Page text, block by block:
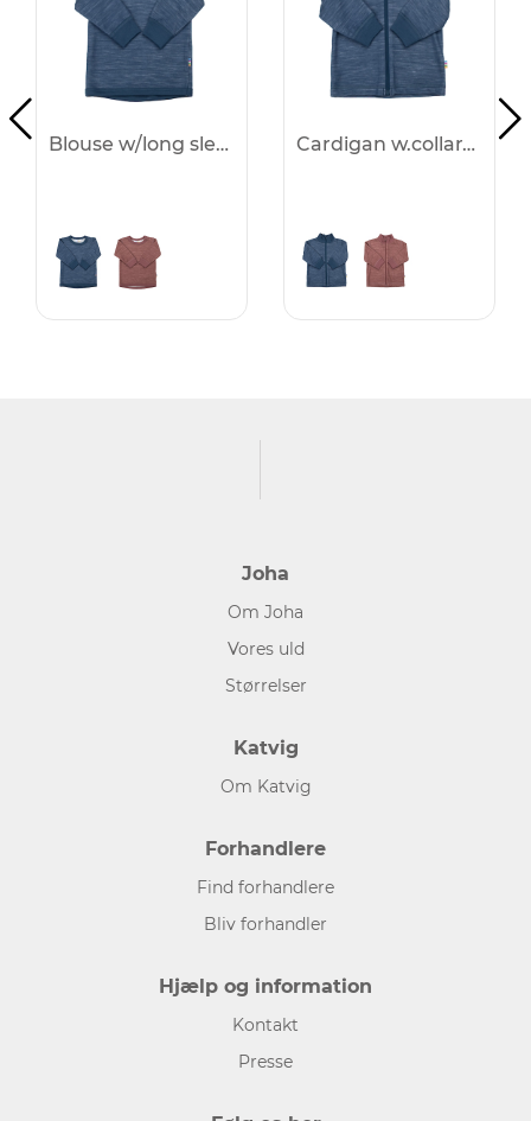
Blouse w/long sleeves - 25% Cardigan w.collar&zip. - 25%
Joha
Om Joha
Vores uld
Størrelser
Katvig
Om Katvig
Forhandlere
Find forhandlere
Bliv forhandler
Hjælp og information
Kontakt
Presse